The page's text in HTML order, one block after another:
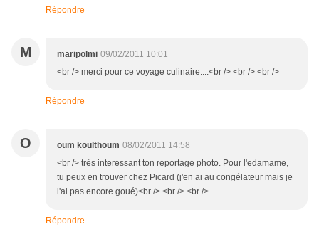
Répondre
M maripolmi 09/02/2011 10:01
<br /> merci pour ce voyage culinaire....<br /> <br /> <br />
Répondre
O oum koulthoum 08/02/2011 14:58
<br /> très interessant ton reportage photo. Pour l'edamame,
tu peux en trouver chez Picard (j'en ai au congélateur mais je
l'ai pas encore goué)<br /> <br /> <br />
Répondre